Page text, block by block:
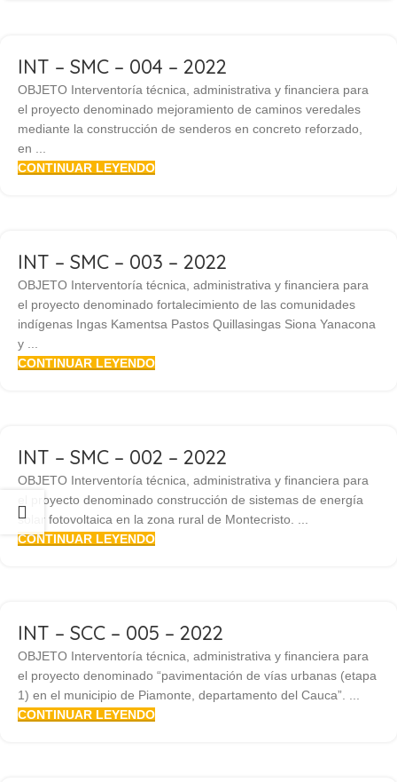
INT – SMC – 004 – 2022
OBJETO Interventoría técnica, administrativa y financiera para
el proyecto denominado mejoramiento de caminos veredales
mediante la construcción de senderos en concreto reforzado,
en ...
CONTINUAR LEYENDO
INT – SMC – 003 – 2022
OBJETO Interventoría técnica, administrativa y financiera para
el proyecto denominado fortalecimiento de las comunidades
indígenas Ingas Kamentsa Pastos Quillasingas Siona Yanacona
y ...
CONTINUAR LEYENDO
INT – SMC – 002 – 2022
OBJETO Interventoría técnica, administrativa y financiera para
el proyecto denominado construcción de sistemas de energía
solar fotovoltaica en la zona rural de Montecristo. ...
CONTINUAR LEYENDO
INT – SCC – 005 – 2022
OBJETO Interventoría técnica, administrativa y financiera para
el proyecto denominado “pavimentación de vías urbanas (etapa
1) en el municipio de Piamonte, departamento del Cauca”. ...
CONTINUAR LEYENDO